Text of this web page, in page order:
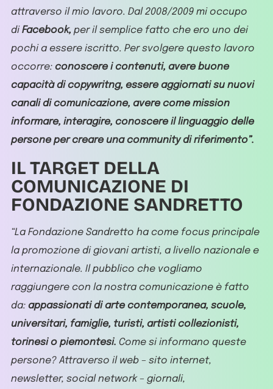
attraverso il mio lavoro. Dal 2008/2009 mi occupo
di Facebook, per il semplice fatto che ero uno dei
pochi a essere iscritto. Per svolgere questo lavoro
occorre: conoscere i contenuti, avere buone
capacità di copywritng, essere aggiornati su nuovi
canali di comunicazione, avere come mission
informare, interagire, conoscere il linguaggio delle
persone per creare una community di riferimento”.
IL TARGET DELLA
COMUNICAZIONE DI
FONDAZIONE SANDRETTO
“La Fondazione Sandretto ha come focus principale
la promozione di giovani artisti, a livello nazionale e
internazionale. Il pubblico che vogliamo
raggiungere con la nostra comunicazione è fatto
da: appassionati di arte contemporanea, scuole,
universitari, famiglie, turisti, artisti collezionisti,
torinesi o piemontesi. Come si informano queste
persone? Attraverso il web – sito internet,
newsletter, social network – giornali,